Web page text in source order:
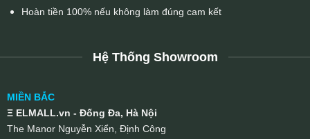
Hoàn tiền 100% nếu không làm đúng cam kết
Hệ Thống Showroom
MIỀN BẮC
Ξ ELMALL.vn - Đống Đa, Hà Nội
The Manor Nguyễn Xiển, Định Công